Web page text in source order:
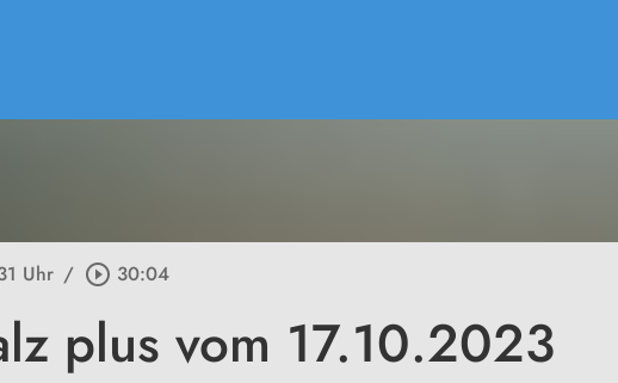
Uhr / play_circle_outline 30:04
plus vom 17.10.2023